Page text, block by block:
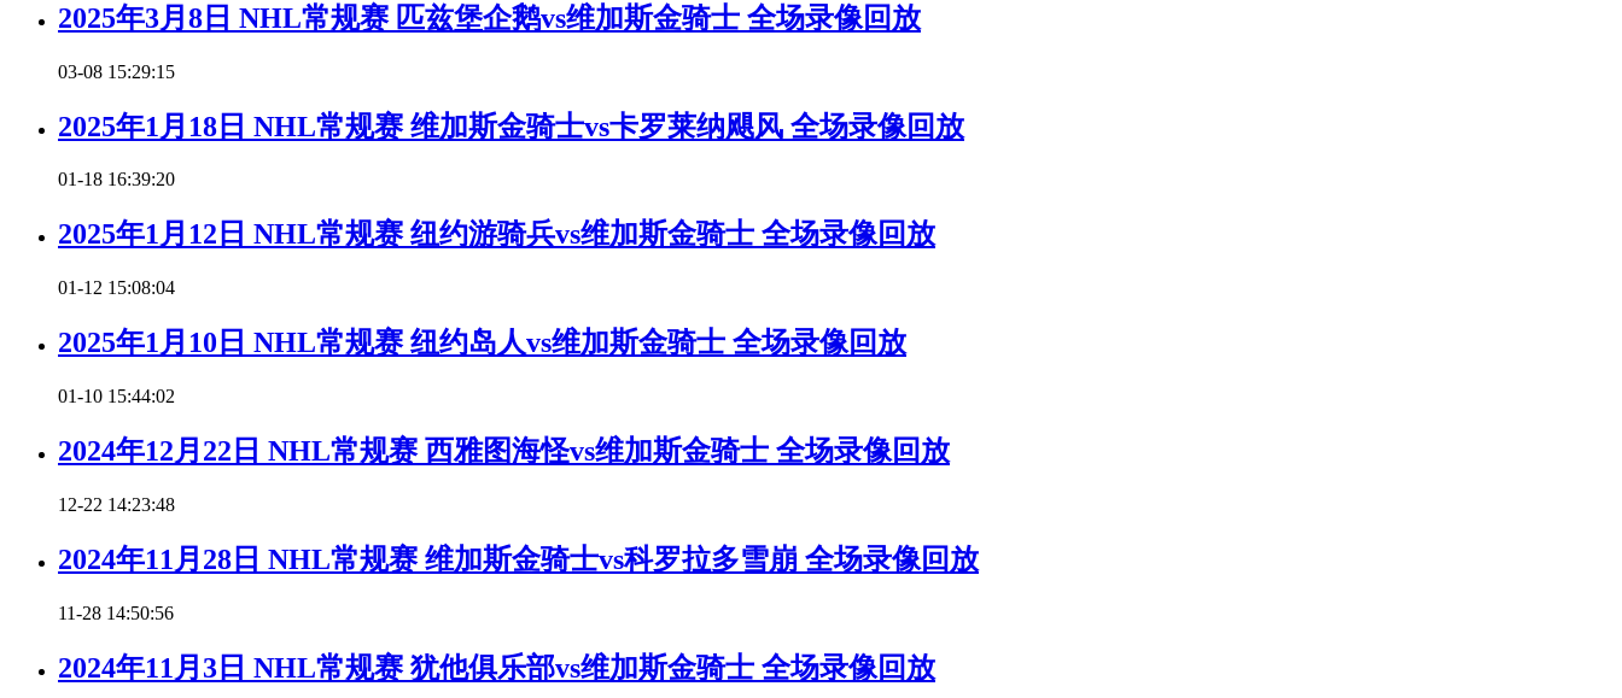
2025年3月8日 NHL常规赛 匹兹堡企鹅vs维加斯金骑士 全场录像回放
03-08 15:29:15
2025年1月18日 NHL常规赛 维加斯金骑士vs卡罗莱纳飓风 全场录像回放
01-18 16:39:20
2025年1月12日 NHL常规赛 纽约游骑兵vs维加斯金骑士 全场录像回放
01-12 15:08:04
2025年1月10日 NHL常规赛 纽约岛人vs维加斯金骑士 全场录像回放
01-10 15:44:02
2024年12月22日 NHL常规赛 西雅图海怪vs维加斯金骑士 全场录像回放
12-22 14:23:48
2024年11月28日 NHL常规赛 维加斯金骑士vs科罗拉多雪崩 全场录像回放
11-28 14:50:56
2024年11月3日 NHL常规赛 犹他俱乐部vs维加斯金骑士 全场录像回放